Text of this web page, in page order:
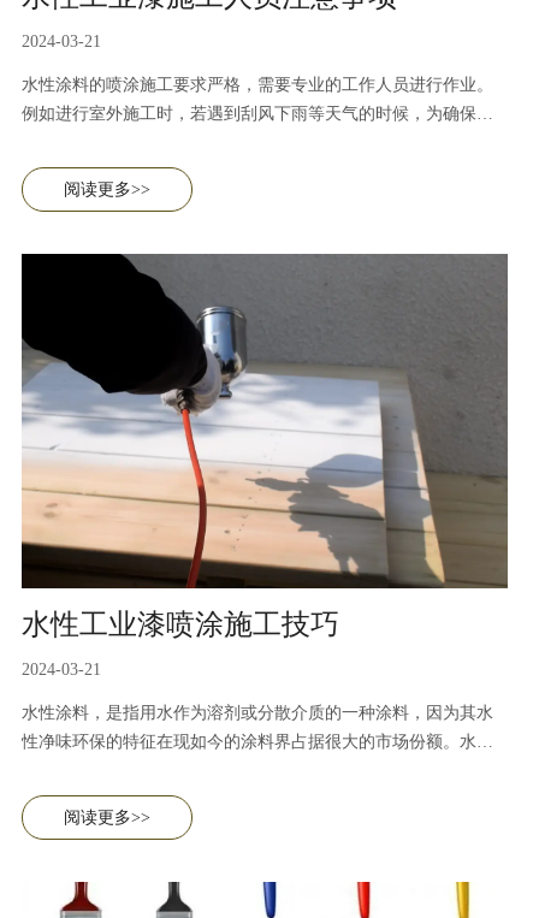
2024-03-21
水性涂料的喷涂施工要求严格，需要专业的工作人员进行作业。
例如进行室外施工时，若遇到刮风下雨等天气的时候，为确保水
作业。本篇内容主要讲述做操人员在进行施工作业时的注意事
项。
阅读更多>>
水性工业漆喷涂施工技巧
2024-03-21
水性涂料，是指用水作为溶剂或分散介质的一种涂料，因为其水
性净味环保的特征在现如今的涂料界占据很大的市场份额。水性
具体操作中，为确保水性漆最大可能发挥其性能，施工要注意以
下几点。
阅读更多>>